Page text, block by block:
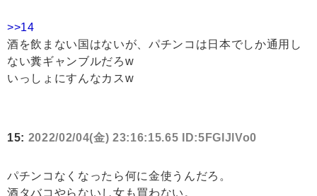
>>14
酒を飲まない国はないが、パチンコは日本でしか通用し
ない糞ギャンブルだろw
いっしょにすんなカスw
15: 2022/02/04(金) 23:16:15.65 ID:5FGlJlVo0
パチンコなくなったら何に金使うんだろ。
酒タバコやらないし女も買わない。